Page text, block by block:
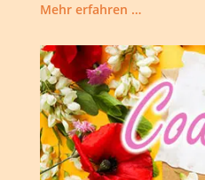
Mehr erfahren …